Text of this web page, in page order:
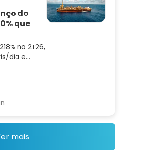
do
que
no 2T26,
dia e
mais